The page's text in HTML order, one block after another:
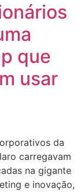
que
usar
da
carregavam
na gigante
e inovação,